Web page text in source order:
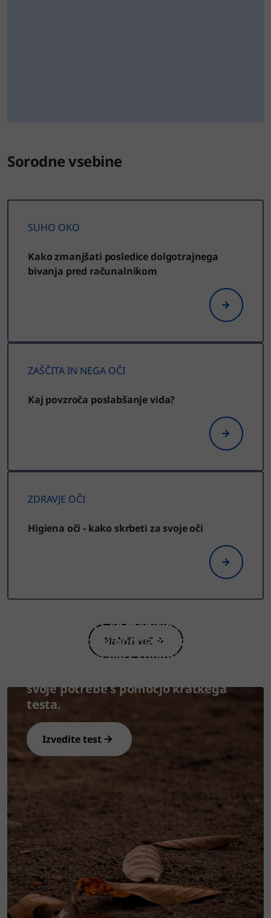
Sorodne vsebine
SUHO OKO
Kako zmanjšati posledice dolgotrajnega
bivanja pred računalnikom
ZAŠČITA IN NEGA OČI
Kaj povzroča poslabšanje vida?
ZDRAVJE OČI
Higiena oči - kako skrbeti za svoje oči
Naloži več
Izdelki Vizol S so medicinski
pripomočki, ki ponujajo različne
rešitve za težave s suhimi očmi.
svoje potrebe s pomočjo kratkega
testa.
Izvedite test